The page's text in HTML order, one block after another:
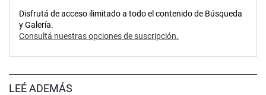
Disfrutá de acceso ilimitado a todo el contenido de Búsqueda
y Galería.
Consultá nuestras opciones de suscripción.
LEÉ ADEMÁS